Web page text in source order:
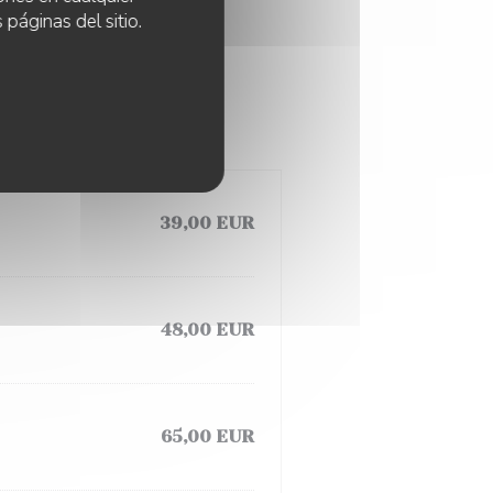
del sitio.
39,00 EUR
48,00 EUR
65,00 EUR